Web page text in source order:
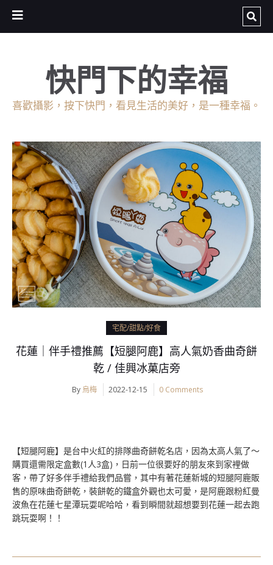
快門下的幸福
喜歡攝影，按下快門，看見生活的美好，是一種幸福。
宅配/甜點/好食
花蓮｜伴手禮推薦【短腿阿鹿】高人氣奶香曲奇餅
乾 / 佳興冰菓店旁
By 烏梅 2022-12-15 0 Comments
【短腿阿鹿】是台中火紅的排隊曲奇餅乾名店，因為太高人氣了～
購買還需限定盒數(1人3盒)，日前一位很要好的朋友來到家裡做
客，帶了好多伴手禮給我們品嘗，其中有著花蓮新城的短腿阿鹿販
售的原味曲奇餅乾，裝餅乾的鐵盒外觀也太可愛，是阿鹿跟粉紅曼
波魚在花蓮七星潭玩耍呢哈哈，看到瞬間就超想要到花蓮一起去跑
跳玩耍啊！！